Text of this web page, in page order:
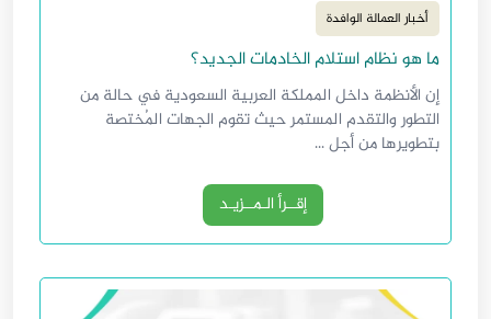
أخبار العمالة الوافدة
ما هو نظام استلام الخادمات الجديد؟
إن الأنظمة داخل المملكة العربية السعودية في حالة من
التطور والتقدم المستمر حيث تقوم الجهات المُختصة
بتطويرها من أجل ...
إقــرأ الـمــزيـد